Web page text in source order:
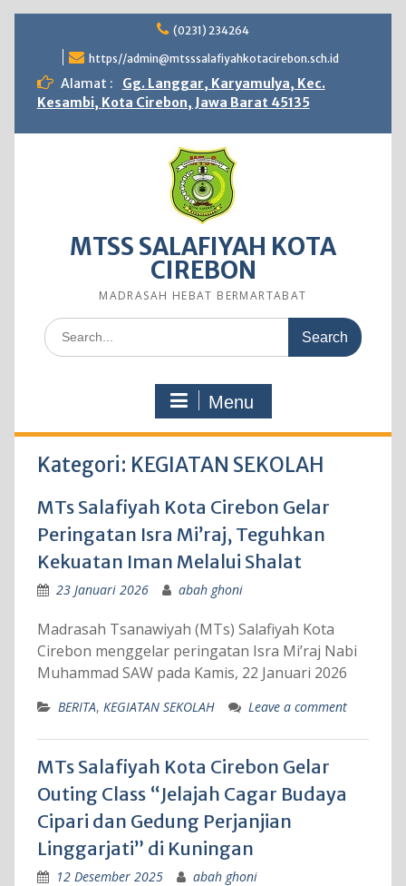
content
(0231) 234264
https//admin@mtsssalafiyahkotacirebon.sch.id
Alamat :
Gg. Langgar, Karyamulya, Kec.
Kesambi, Kota Cirebon, Jawa Barat 45135
MTSS SALAFIYAH KOTA
CIREBON
MADRASAH HEBAT BERMARTABAT
Search
for:
Menu
Kategori: KEGIATAN SEKOLAH
MTs Salafiyah Kota Cirebon Gelar
Peringatan Isra Mi’raj, Teguhkan
Kekuatan Iman Melalui Shalat
23 Januari 2026 abah ghoni
Madrasah Tsanawiyah (MTs) Salafiyah Kota
Cirebon menggelar peringatan Isra Mi’raj Nabi
Muhammad SAW pada Kamis, 22 Januari 2026
BERITA, KEGIATAN SEKOLAH Leave a comment
MTs Salafiyah Kota Cirebon Gelar
Outing Class “Jelajah Cagar Budaya
Cipari dan Gedung Perjanjian
Linggarjati” di Kuningan
12 Desember 2025 abah ghoni